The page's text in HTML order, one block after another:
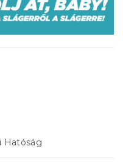
Hatóság